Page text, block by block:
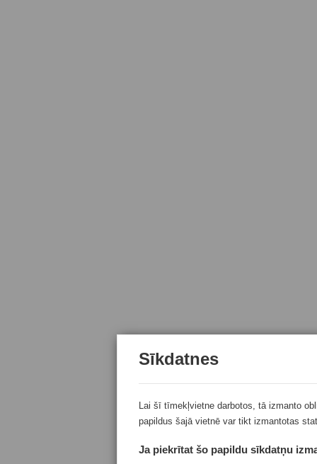
Sīkdatnes
Lai šī tīmekļvietne darbotos, tā izmanto
papildus šajā vietnē var tikt izmantotas
Ja piekrītat šo papildu sīkdatņu